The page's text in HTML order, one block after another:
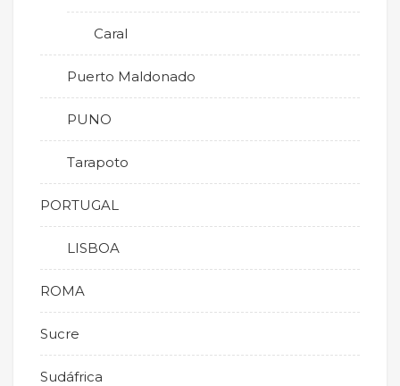
Caral
Puerto Maldonado
PUNO
Tarapoto
PORTUGAL
LISBOA
ROMA
Sucre
Sudáfrica